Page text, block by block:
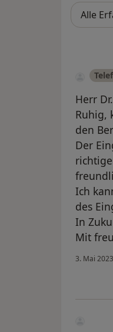
Herr
Ruhig,
den
Der
Ich
des
In
Mit
3. Mai 2023